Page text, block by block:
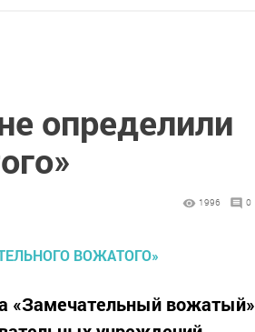
определили
1996 0
«Замечательный вожатый»